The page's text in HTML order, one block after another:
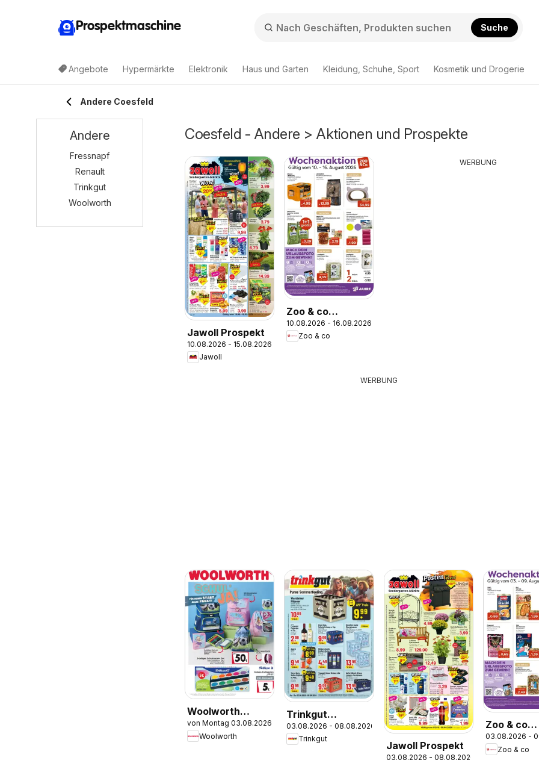
Prospektmaschine Suche
Angebote Hypermärkte Elektronik Haus und Garten Kleidung, Schuhe, Sport Kosmetik und Drogerie
Andere Coesfeld
Coesfeld - Andere > Aktionen und Prospekte
Jawoll Prospekt
10.08.2026 - 15.08.2026
Jawoll
Zoo & co
Prospekt
10.08.2026 - 16.08.2026
Zoo & co
WERBUNG
WERBUNG
Woolworth
Prospekt zum
Schulstart
von Montag 03.08.2026
Woolworth
Trinkgut
Prospekt
03.08.2026 - 08.08.2026
Trinkgut
Jawoll Prospekt
03.08.2026 - 08.08.2026
Zoo & co
Prospekt
03.08.2026 -
Zoo & co
Andere
Fressnapf
Renault
Trinkgut
Woolworth